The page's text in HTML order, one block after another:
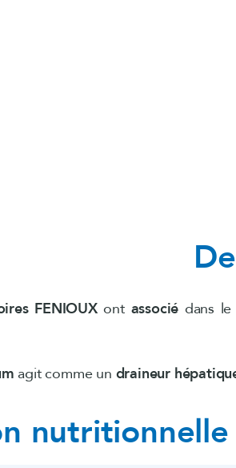
FENIOUXont associé dans
agit comme un draineur
nutritionnelle